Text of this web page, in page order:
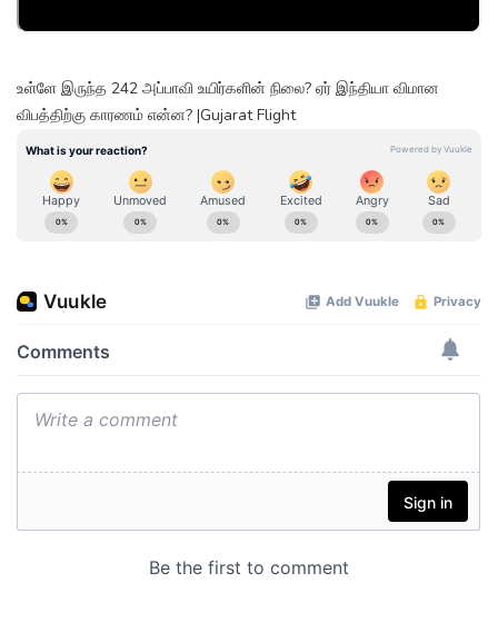
உள்ளே இருந்த 242 அப்பாவி உயிர்களின் நிலை? ஏர் இந்தியா விமான
விபத்திற்கு காரணம் என்ன? |Gujarat Flight